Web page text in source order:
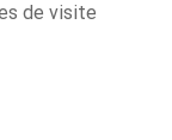
de visite